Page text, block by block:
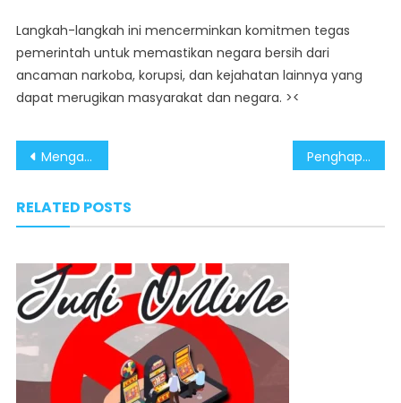
Langkah-langkah ini mencerminkan komitmen tegas
pemerintah untuk memastikan negara bersih dari
ancaman narkoba, korupsi, dan kejahatan lainnya yang
dapat merugikan masyarakat dan negara. ><
Post
Mengapresiasi Langkah Berani Presiden Prabowo Berantas Narkoba Penghapusan Utang, Simbol Nyata Keberpihakan Pemerintahan Prabowo-Gibran pada UMKM
RELATED POSTS